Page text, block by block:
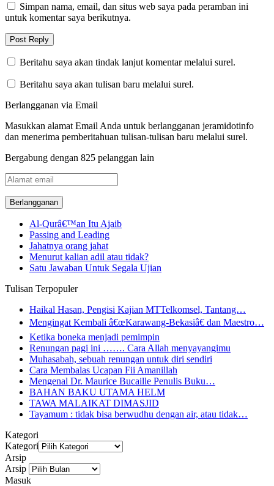
Simpan nama, email, dan situs web saya pada peramban ini
untuk komentar saya berikutnya.
Beritahu saya akan tindak lanjut komentar melalui surel.
Beritahu saya akan tulisan baru melalui surel.
Berlangganan via Email
Masukkan alamat Email Anda untuk berlangganan jeramidotinfo
dan menerima pemberitahuan tulisan-tulisan baru melalui surel.
Bergabung dengan 825 pelanggan lain
Alamat
email
Al-Qurâ€™an Itu Ajaib
Passing and Leading
Jahatnya orang jahat
Menurut kalian adil atau tidak?
Satu Jawaban Untuk Segala Ujian
Tulisan Terpopuler
Haikal Hasan, Pengisi Kajian MTTelkomsel, Tantang…
Mengingat Kembali â€œKarawang-Bekasiâ€ dan Maestro…
Ketika boneka menjadi pemimpin
Renungan pagi ini ……. Cara Allah menyayangimu
Muhasabah, sebuah renungan untuk diri sendiri
Cara Membalas Ucapan Fii Amanillah
Mengenal Dr. Maurice Bucaille Penulis Buku…
BAHAN BAKU UTAMA HELM
TAWA MALAIKAT DIMASJID
Tayamum : tidak bisa berwudhu dengan air, atau tidak…
Kategori
Kategori
Arsip
Arsip
Masuk